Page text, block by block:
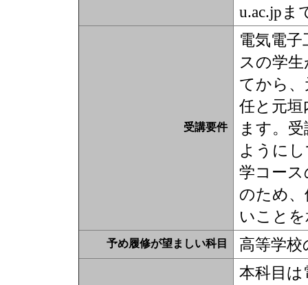
u.ac.jpま
受講要件
電気電
スの学
てから
任と元
ます。
ように
学コー
のため
いこと
予め履修が望ましい科目 高等学
本科目は